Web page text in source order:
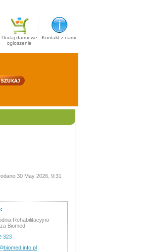
Dodaj darmowe
ogłoszenie
Kontakt z nami
30 May 2026, 9:31
Rehabilitacyjno-
Biomed
323